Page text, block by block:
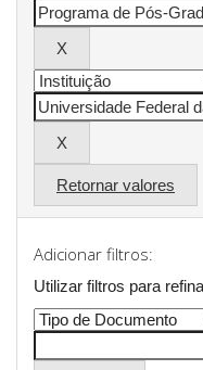
Retornar valores
Adicionar filtros:
Utilizar filtros para